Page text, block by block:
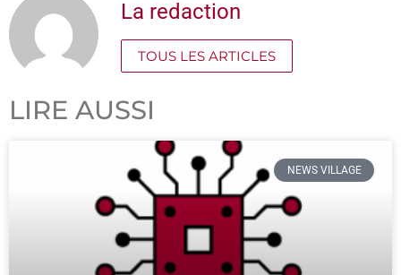
La redaction
TOUS LES ARTICLES
LIRE AUSSI
NEWS VILLAGE